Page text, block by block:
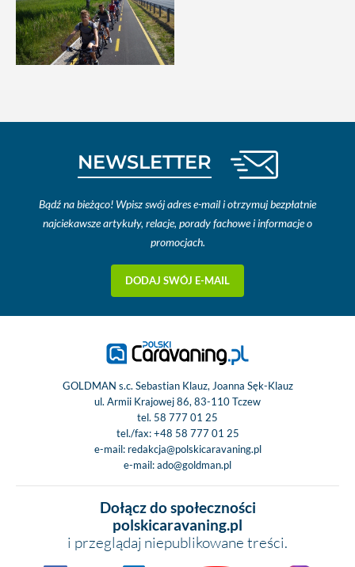
NEWSLETTER
Bądź na bieżąco! Wpisz swój adres e-mail i otrzymuj bezpłatnie
najciekawsze artykuły, relacje, porady fachowe i informacje o
promocjach.
DODAJ SWÓJ E-MAIL
GOLDMAN s.c. Sebastian Klauz, Joanna Sęk-Klauz
ul. Armii Krajowej 86, 83-110 Tczew
tel. 58 777 01 25
tel./fax:+48 58 777 01 25
e-mail: redakcja@polskicaravaning.pl
e-mail:ado@goldman.pl
Dołącz do społeczności
polskicaravaning.pl
i przeglądaj niepublikowane treści.